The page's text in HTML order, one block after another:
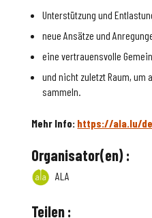
Unterstützung und
neue Ansätze und
eine vertrauensvolle
und nicht zuletzt Raum, um
sammeln.
Mehr Info: https://ala.lu/
Organisator(en) :
ALA
Teilen :